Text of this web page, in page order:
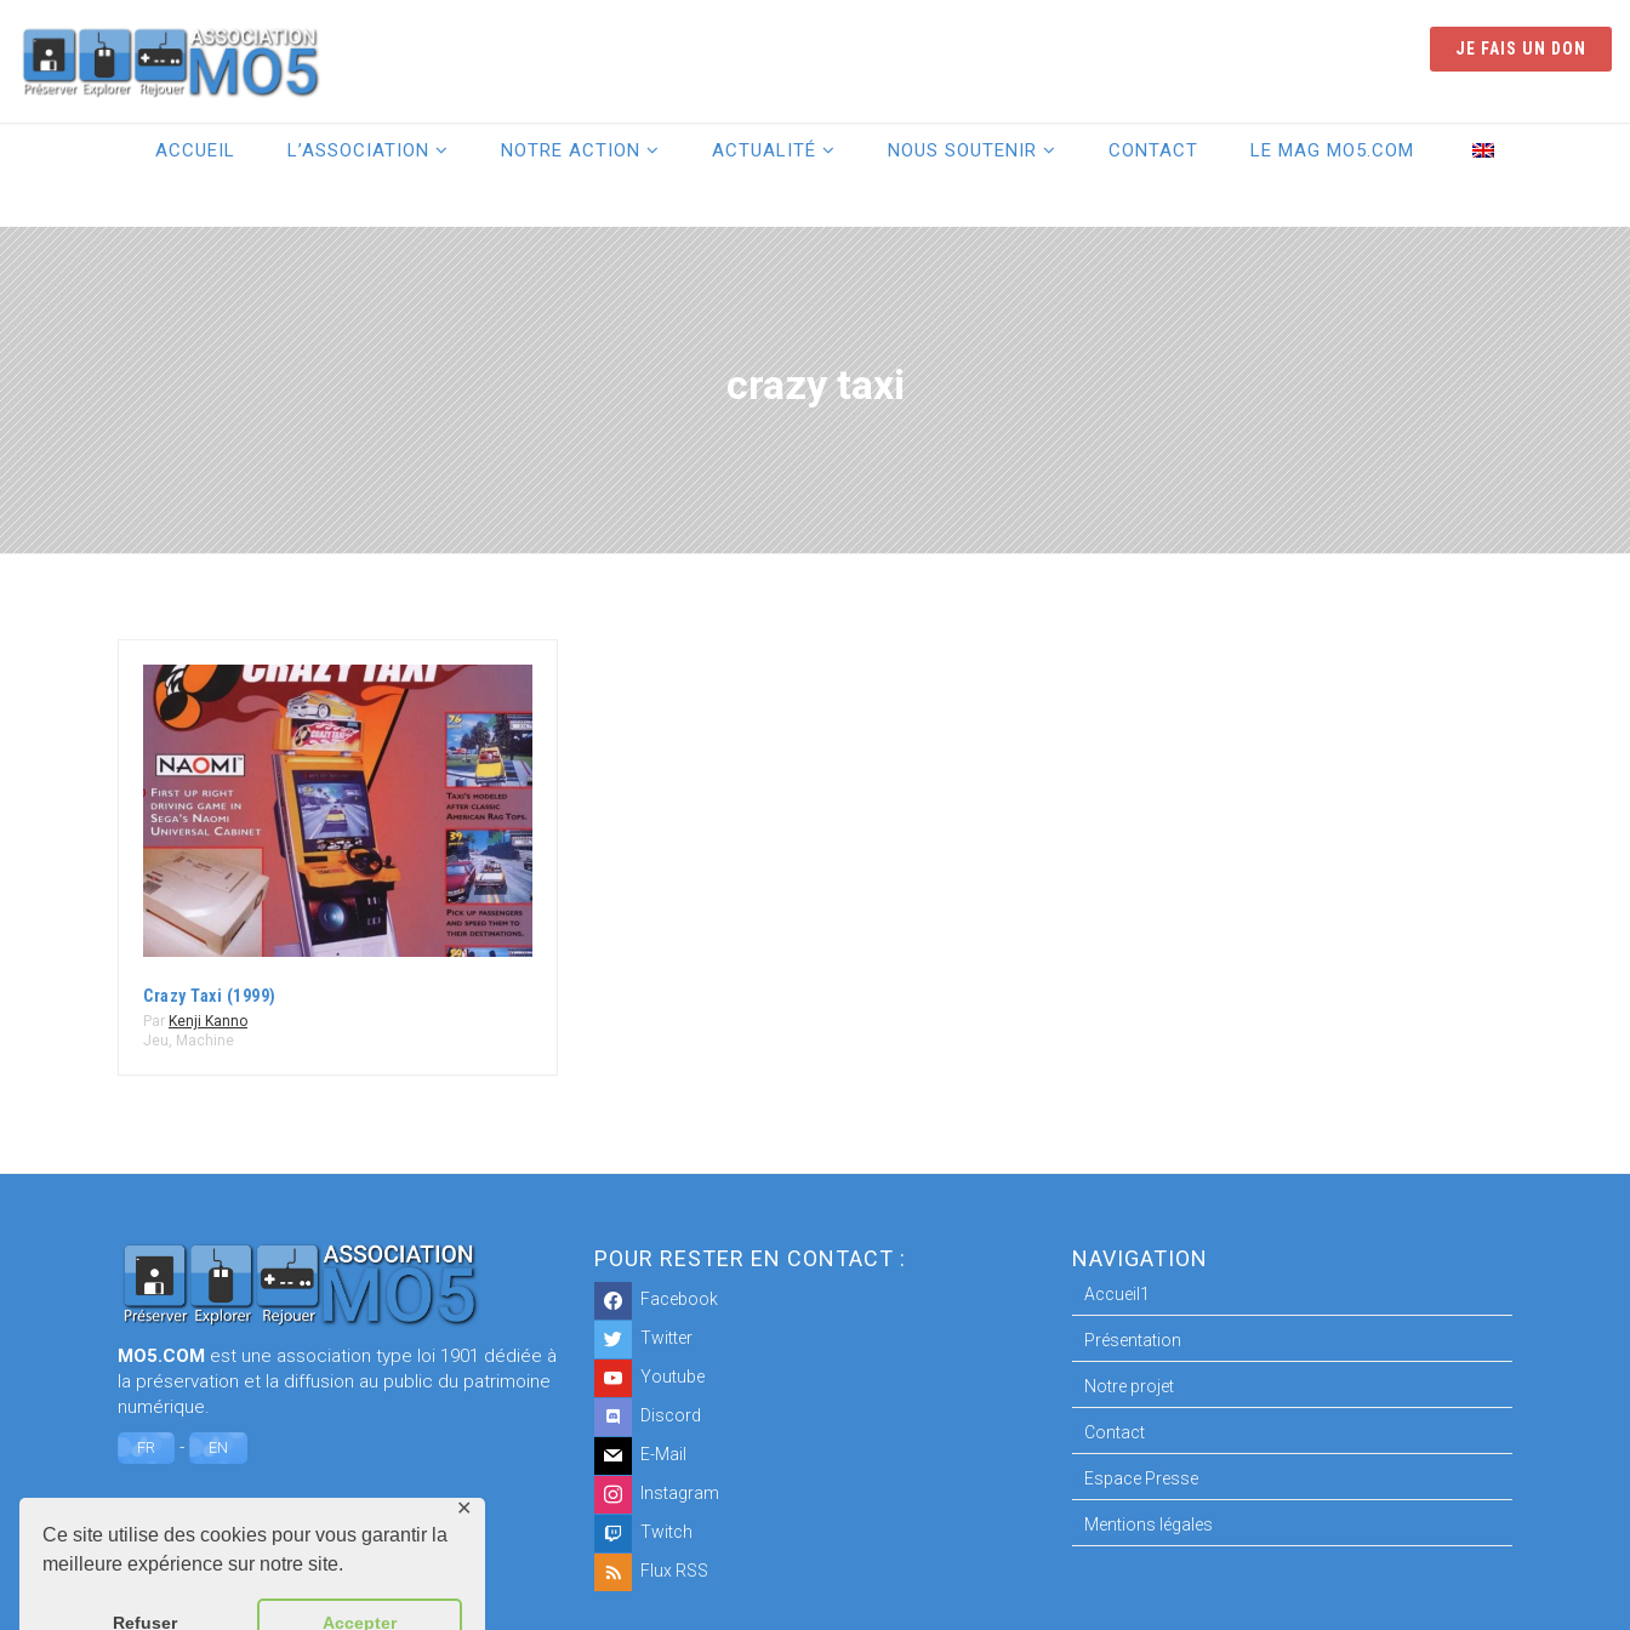
Ce site utilise des cookies pour vous garantir la
meilleure expérience sur notre site.
Refuser Accepter
✕
JE FAIS UN DON
ACCUEIL L’ASSOCIATION NOTRE ACTION ACTUALITÉ NOUS SOUTENIR CONTACT LE MAG MO5.COM
crazy taxi
Crazy Taxi (1999)
Par Kenji Kanno
Jeu Machine
MO5.COM est une association type loi 1901 dédiée à
la préservation et la diffusion au public du patrimoine
numérique.
FR - EN
POUR RESTER EN CONTACT :
Facebook
Twitter
Youtube
Discord
E-Mail
Instagram
Twitch
Flux RSS
NAVIGATION
Accueil1
Présentation
Notre projet
Contact
Espace Presse
Mentions légales